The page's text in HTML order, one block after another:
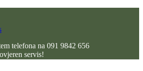
telefona na 091 9842 656
servis!